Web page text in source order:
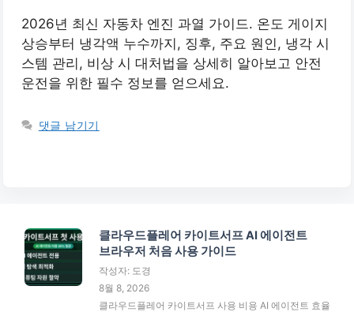
2026년 최신 자동차 엔진 과열 가이드. 온도 게이지
상승부터 냉각액 누수까지, 징후, 주요 원인, 냉각 시
스템 관리, 비상 시 대처법을 상세히 알아보고 안전
운전을 위한 필수 정보를 얻으세요.
댓글 남기기
클라우드플레어 카이트서프 AI 에이전트
브라우저 처음 사용 가이드
작성자: 도경
8월 8, 2026
클라우드플레어 카이트서프 사용 비용 AI 에이전트 효율